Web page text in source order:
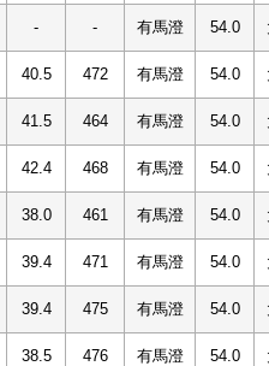
- - 有馬澄 54.0
40.5 472 有馬澄 54.0
41.5 464 有馬澄 54.0
42.4 468 有馬澄 54.0
38.0 461 有馬澄 54.0
39.4 471 有馬澄 54.0
39.4 475 有馬澄 54.0
38.5 476 有馬澄 54.0